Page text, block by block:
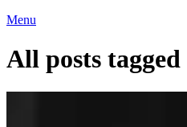
Menu
All posts tagged